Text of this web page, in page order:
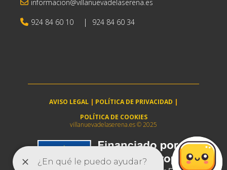
informacion@villanuevadelaserena.es
924 84 60 10 | 924 84 60 34
AVISO LEGAL | POLÍTICA DE PRIVACIDAD |
POLÍTICA DE COOKIES
villanuevadelaserena.es © 2025